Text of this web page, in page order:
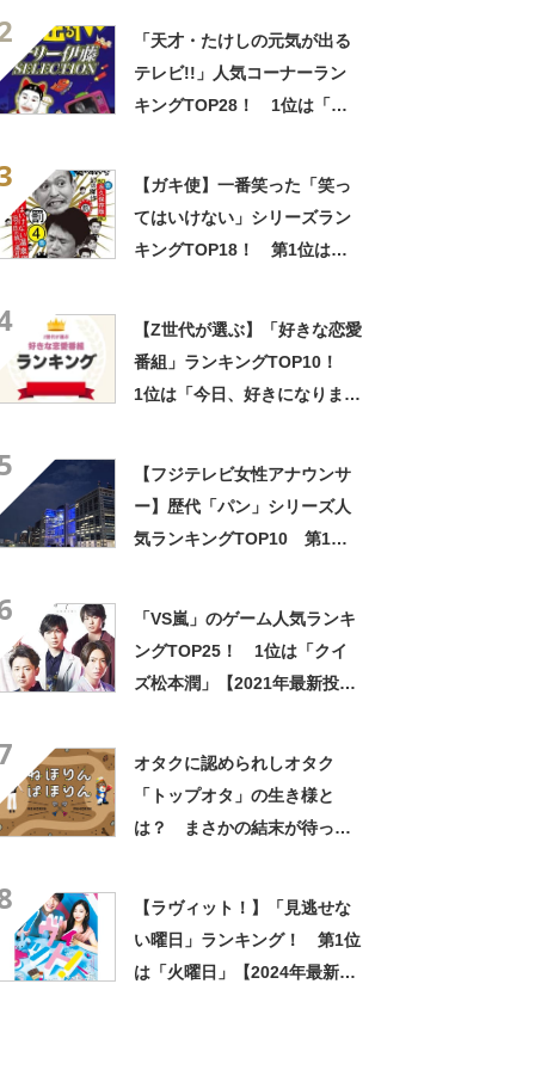
「天才・たけしの元気が出る
テレビ!!」人気コーナーラン
キングTOP28！ 1位は「早
【ガキ使】一番笑った「笑っ
てはいけない」シリーズラン
キングTOP18！ 第1位は
【Z世代が選ぶ】「好きな恋愛
番組」ランキングTOP10！
1位は「今日、好きになりまし
【フジテレビ女性アナウンサ
ー】歴代「パン」シリーズ人
気ランキングTOP10 第1位
「VS嵐」のゲーム人気ランキ
ングTOP25！ 1位は「クイ
ズ松本潤」【2021年最新投票
オタクに認められしオタク
「トップオタ」の生き様と
は？ まさかの結末が待って
【ラヴィット！】「見逃せな
い曜日」ランキング！ 第1位
は「火曜日」【2024年最新投